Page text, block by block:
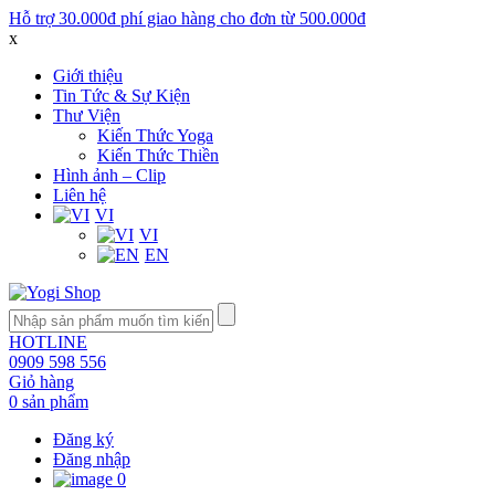
Hỗ trợ 30.000đ phí giao hàng cho đơn từ 500.000đ
x
Giới thiệu
Tin Tức & Sự Kiện
Thư Viện
Kiến Thức Yoga
Kiến Thức Thiền
Hình ảnh – Clip
Liên hệ
VI
VI
EN
HOTLINE
0909 598 556
Giỏ hàng
0 sản phẩm
Đăng ký
Đăng nhập
0